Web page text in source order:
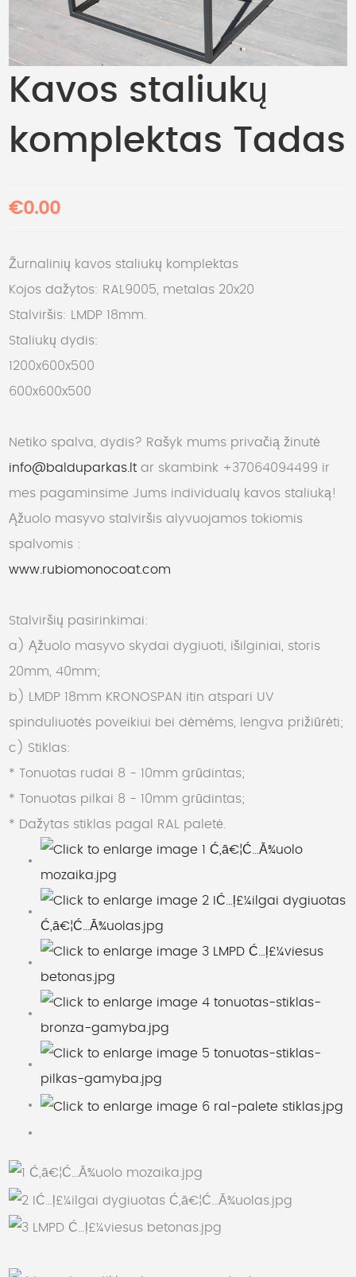
Kavos staliukų
komplektas Tadas
€0.00
Žurnalinių kavos staliukų komplektas
Kojos dažytos: RAL9005, metalas 20x20
Stalviršis: LMDP 18mm.
Staliukų dydis:
1200x600x500
600x600x500
Netiko spalva, dydis? Rašyk mums privačią žinutė
info@balduparkas.lt ar skambink +37064094499 ir
mes pagaminsime Jums individualų kavos staliuką!
Ąžuolo masyvo stalviršis alyvuojamos tokiomis
spalvomis :
www.rubiomonocoat.com
Stalviršių pasirinkimai:
a) Ąžuolo masyvo skydai dygiuoti, išilginiai, storis
20mm, 40mm;
b) LMDP 18mm KRONOSPAN itin atspari UV
spinduliuotės poveikiui bei dėmėms, lengva prižiūrėti;
c) Stiklas:
* Tonuotas rudai 8 - 10mm grūdintas;
* Tonuotas pilkai 8 - 10mm grūdintas;
* Dažytas stiklas pagal RAL paletė.